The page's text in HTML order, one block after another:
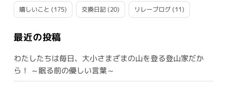
嬉しいこと (175) 交換日記(20) リレーブログ(11)
最近の投稿
わたしたちは毎日、大小さまざまの山を登る登山家だか
ら！ ～眠る前の優しい言葉～